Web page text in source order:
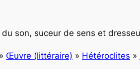
son, suceur de sens et
» Œuvre (littéraire) » Hétéroclites »